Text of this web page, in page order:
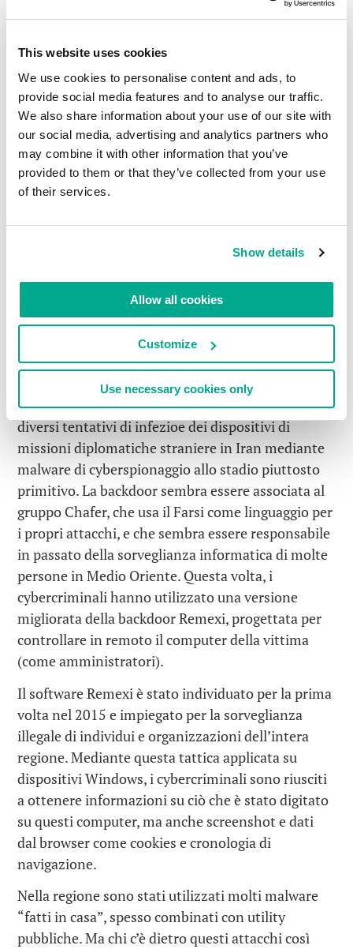
This website uses cookies
We use cookies to personalise content and ads, to
provide social media features and to analyse our traffic.
We also share information about your use of our site with
our social media, advertising and analytics partners who
may combine it with other information that you’ve
provided to them or that they’ve collected from your use
of their services.
Show details
Allow all cookies
Customize
Use necessary cookies only
passaggi sono stati superati con successo: così i
ealla banca . 😊
Cosa potete fare per evitare una situazione del
genere? Ecco un paio di consigli:
Non rivelate a nessuno username e password,
neanche al dipendente della vostra banca.
Sicuramente non è la prima volta che vi viene
detto, le banche cercano sempre di ricordarlo
Difendete i vostri dispositivi dai malware
conosco una…. No, dai, scegliete quella che
preferite. 😊
Cyberspionaggio di diplomatici stranieri in
Iran: chi è il responsabile?
I nostri ricercatorihanno scopertodi recente
diversi tentativi di infezioe dei dispositivi di
missioni diplomatiche straniere in Iran mediante
malware di cyberspionaggio allo stadio piuttosto
primitivo. La backdoor sembra essere associata al
gruppo Chafer, che usa il Farsi come linguaggio per
i propri attacchi, e che sembra essere responsabile
in passato della sorveglianza informatica di molte
persone in Medio Oriente. Questa volta, i
cybercriminali hanno utilizzato una versione
migliorata della backdoor Remexi, progettata per
controllare in remoto il computer della vittima
(come amministratori).
Il software Remexi è stato individuato per la prima
volta nel 2015 e impiegato per la sorveglianza
illegale di individui e organizzazioni dell’intera
regione. Mediante questa tattica applicata su
dispositivi Windows, i cybercriminali sono riusciti
a ottenere informazioni su ciò che è stato digitato
su questi computer, ma anche screenshot e dati
dal browser come cookies e cronologia di
navigazione.
Nella regione sono stati utilizzati molti malware
“fatti in casa”, spesso combinati con utility
pubbliche. Ma chi c’è dietro questi attacchi così